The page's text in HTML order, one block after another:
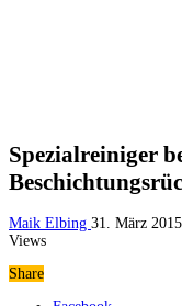
Spezialreiniger
Maik Elbing 31. März 2015
Views
Share